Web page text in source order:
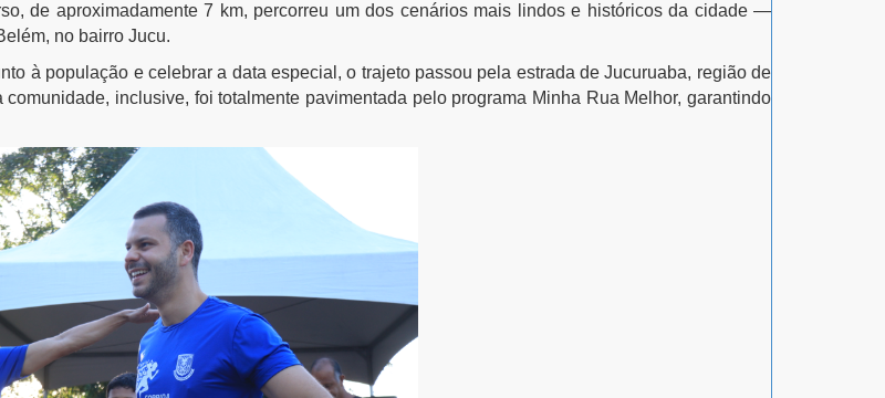
de aproximadamente 7 km, percorreu um dos cenários mais lindos e históricos da cidade —
, no bairro Jucu.
à população e celebrar a data especial, o trajeto passou pela estrada de Jucuruaba, região de
inclusive, foi totalmente pavimentada pelo programa Minha Rua Melhor, garantindo